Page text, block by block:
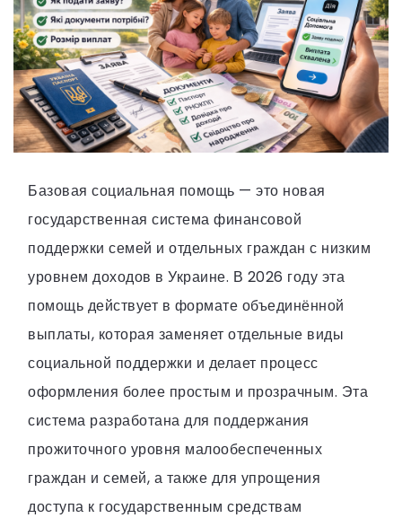
Базовая социальная помощь — это новая
государственная система финансовой
поддержки семей и отдельных граждан с низким
уровнем доходов в Украине. В 2026 году эта
помощь действует в формате объединённой
выплаты, которая заменяет отдельные виды
социальной поддержки и делает процесс
оформления более простым и прозрачным. Эта
система разработана для поддержания
прожиточного уровня малообеспеченных
граждан и семей, а также для упрощения
доступа к государственным средствам